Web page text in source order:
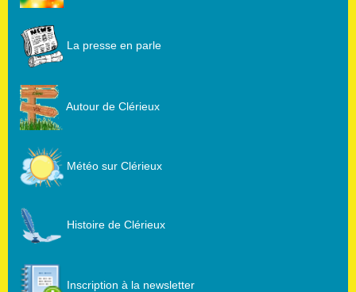
La presse en parle
Autour de Clérieux
Météo sur Clérieux
Histoire de Clérieux
Inscription à la newsletter